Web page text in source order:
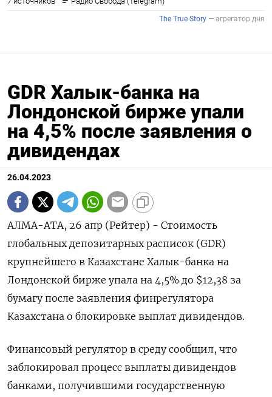
GDR Халык-банка на
Лондонской бирже упали
на 4,5% после заявления о
дивидендах
26.04.2023
АЛМА-АТА, 26 апр (Рейтер) - Стоимость
глобальных депозитарных расписок (GDR)
крупнейшего в Казахстане Халык-банка на
Лондонской бирже упала на 4,5% до $12,38 за
бумагу после заявления финрегулятора
Казахстана о блокировке выплат дивидендов.
Финансовый регулятор в среду сообщил, что
заблокировал процесс выплаты дивидендов
банками, получившими государственную